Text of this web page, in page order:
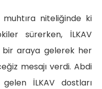
muhtıra niteliğinde ki
sürerken, İLKAV
bir araya gelerek her
mesajı verdi. Abdi
İLKAV dostları